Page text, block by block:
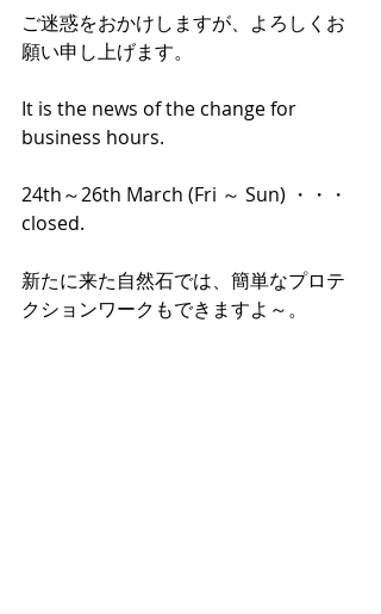
ご迷惑をおかけしますが、よろしくお
願い申し上げます。
It is the news of the change for
business hours.
24th～26th March (Fri ～ Sun) ・・・
closed.
新たに来た自然石では、簡単なプロテ
クションワークもできますよ～。